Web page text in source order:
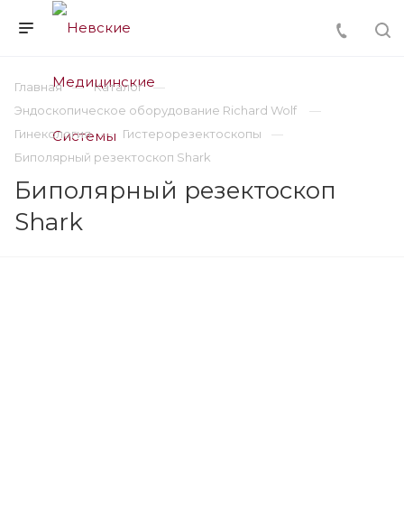
Главная
Каталог
Эндоскопическое оборудование Richard Wolf
Гинекология
Гистерорезектоскопы
Биполярный резектоскоп Shark
Биполярный резектоскоп
Shark